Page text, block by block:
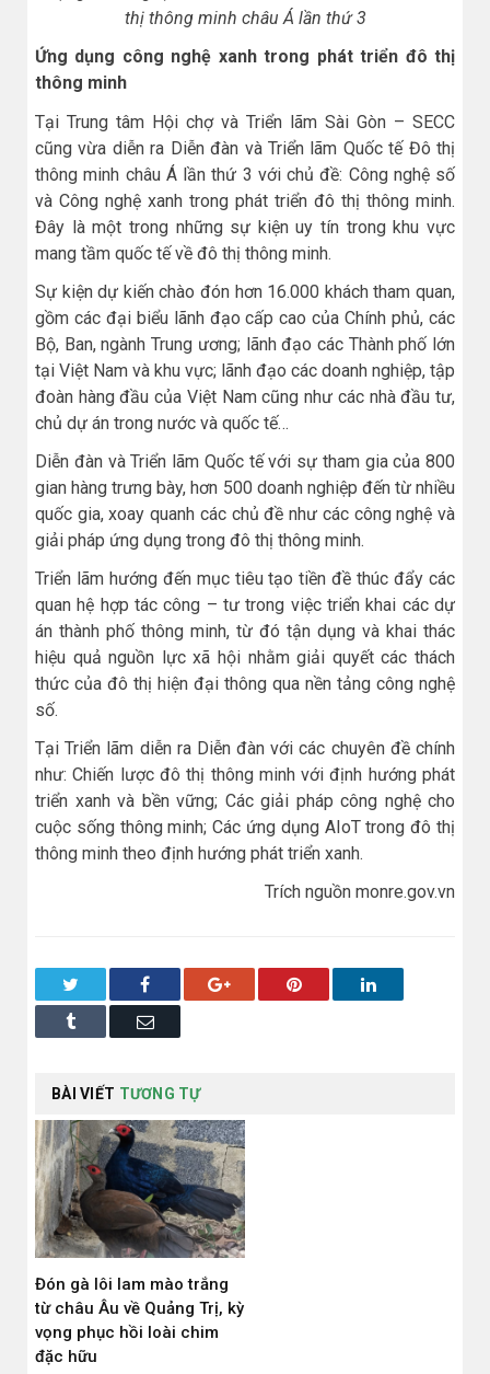
thị thông minh châu Á lần thứ 3
Ứng dụng công nghệ xanh trong phát triển đô thị
thông minh
Tại Trung tâm Hội chợ và Triển lãm Sài Gòn – SECC
cũng vừa diễn ra Diễn đàn và Triển lãm Quốc tế Đô thị
thông minh châu Á lần thứ 3 với chủ đề: Công nghệ số
và Công nghệ xanh trong phát triển đô thị thông minh.
Đây là một trong những sự kiện uy tín trong khu vực
mang tầm quốc tế về đô thị thông minh.
Sự kiện dự kiến chào đón hơn 16.000 khách tham quan,
gồm các đại biểu lãnh đạo cấp cao của Chính phủ, các
Bộ, Ban, ngành Trung ương; lãnh đạo các Thành phố lớn
tại Việt Nam và khu vực; lãnh đạo các doanh nghiệp, tập
đoàn hàng đầu của Việt Nam cũng như các nhà đầu tư,
chủ dự án trong nước và quốc tế…
Diễn đàn và Triển lãm Quốc tế với sự tham gia của 800
gian hàng trưng bày, hơn 500 doanh nghiệp đến từ nhiều
quốc gia, xoay quanh các chủ đề như các công nghệ và
giải pháp ứng dụng trong đô thị thông minh.
Triển lãm hướng đến mục tiêu tạo tiền đề thúc đẩy các
quan hệ hợp tác công – tư trong việc triển khai các dự
án thành phố thông minh, từ đó tận dụng và khai thác
hiệu quả nguồn lực xã hội nhằm giải quyết các thách
thức của đô thị hiện đại thông qua nền tảng công nghệ
số.
Tại Triển lãm diễn ra Diễn đàn với các chuyên đề chính
như: Chiến lược đô thị thông minh với định hướng phát
triển xanh và bền vững; Các giải pháp công nghệ cho
cuộc sống thông minh; Các ứng dụng AIoT trong đô thị
thông minh theo định hướng phát triển xanh.
Trích nguồn monre.gov.vn
Facebook Google+ Pinterest LinkedIn
Tumblr Email
BÀI VIẾT TƯƠNG TỰ
Đón gà lôi lam mào trắng
từ châu Âu về Quảng Trị, kỳ
vọng phục hồi loài chim
đặc hữu